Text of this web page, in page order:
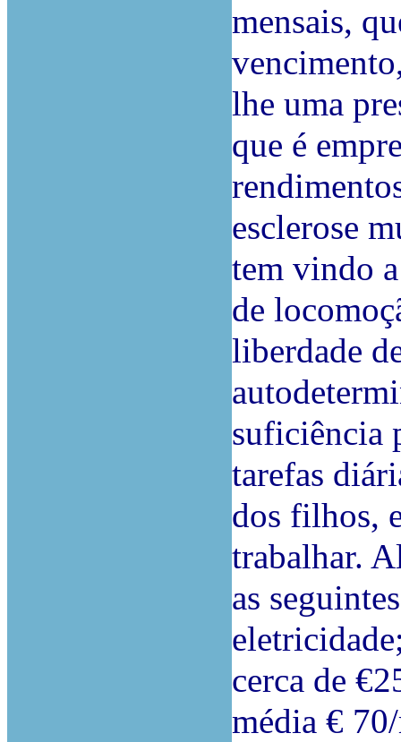
mensais,
lhe uma
que é
esclerose
tem vindo
de
liberdade
suficiência
tarefas
dos filhos,
trabalhar.
as
cerca de
média €